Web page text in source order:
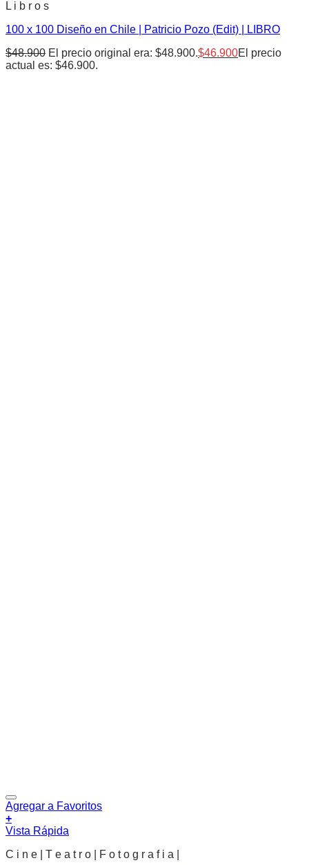
L i b r o s
100 x 100 Diseño en Chile | Patricio Pozo (Edit) | LIBRO
$48.900 El precio original era: $48.900.$46.900El precio
actual es: $46.900.
Agregar a Favoritos
+
Vista Rápida
C i n e | T e a t r o | F o t o g r a f i a |